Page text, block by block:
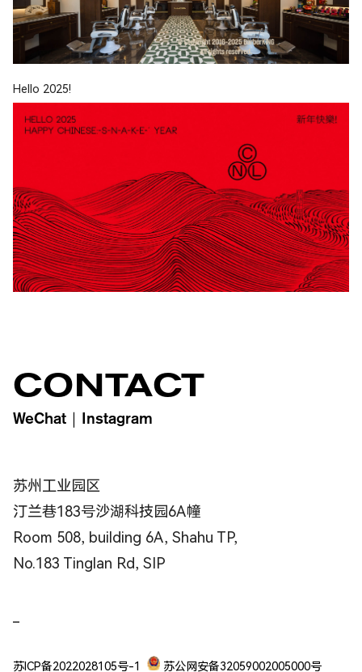
Hello 2025!
CONTACT
WeChat ｜ Instagram
苏州工业园区
汀兰巷183号沙湖科技园6A幢
Room 508, building 6A, Shahu TP,
No.183 Tinglan Rd, SIP
苏ICP备2022028105号-1 苏公网安备32059002005000号